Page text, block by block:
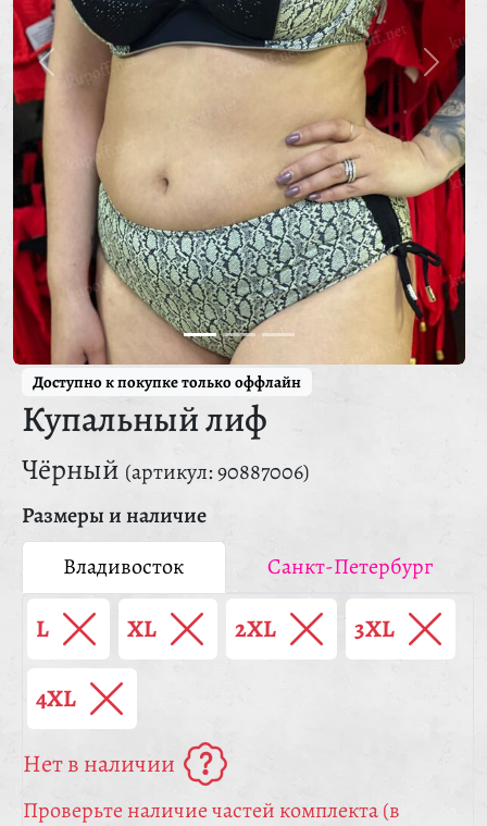
Доступно к покупке только оффлайн
Купальный лиф
Чёрный (артикул: 90887006)
Размеры и наличие
Владивосток
Санкт-Петербург
L XL 2XL 3XL
4XL
Нет в наличии
Проверьте наличие частей комплекта (в